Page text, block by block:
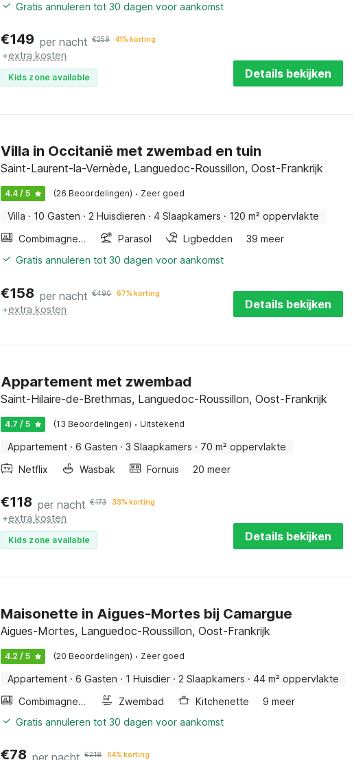
Gratis annuleren tot 30 dagen voor aankomst
€149 per nacht €259 41% korting
+extra kosten
Kids zone available Details bekijken
Villa in Occitanië met zwembad en tuin
Saint-Laurent-la-Vernède, Languedoc-Roussillon, Oost-Frankrijk
4.4 / 5 (26 Beoordelingen) · Zeer goed
Villa · 10 Gasten · 2 Huisdieren · 4 Slaapkamers · 120 m² oppervlakte
Combimagnetron
Parasol Ligbedden
39 meer
Gratis annuleren tot 30 dagen voor aankomst
€158 per nacht €490 67% korting
+extra kosten Details bekijken
Appartement met zwembad
Saint-Hilaire-de-Brethmas, Languedoc-Roussillon, Oost-Frankrijk
4.7 / 5 (13 Beoordelingen) · Uitstekend
Appartement · 6 Gasten · 3 Slaapkamers · 70 m² oppervlakte
Netflix
Wasbak Fornuis 20 meer
€118 per nacht €173 33% korting
+extra kosten
Kids zone available Details bekijken
Maisonette in Aigues-Mortes bij Camargue
Aigues-Mortes, Languedoc-Roussillon, Oost-Frankrijk
4.2 / 5 (20 Beoordelingen) · Zeer goed
Appartement · 6 Gasten · 1 Huisdier · 2 Slaapkamers · 44 m² oppervlakte
Combimagnetron
Zwembad Kitchenette
9 meer
Gratis annuleren tot 30 dagen voor aankomst
€78 per nacht €218 64% korting